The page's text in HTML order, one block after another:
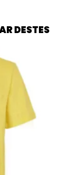
DESTES